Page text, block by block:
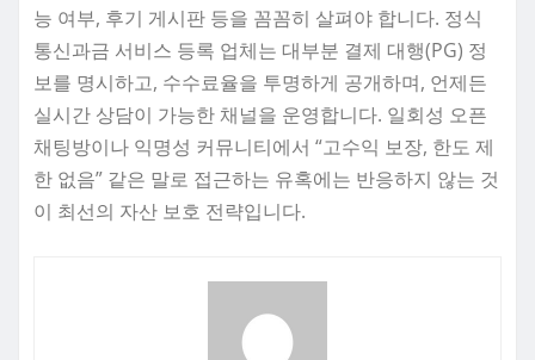
능 여부, 후기 게시판 등을 꼼꼼히 살펴야 합니다. 정식
통신과금 서비스 등록 업체는 대부분 결제 대행(PG) 정
보를 명시하고, 수수료율을 투명하게 공개하며, 언제든
실시간 상담이 가능한 채널을 운영합니다. 일회성 오픈
채팅방이나 익명성 커뮤니티에서 “고수익 보장, 한도 제
한 없음” 같은 말로 접근하는 유혹에는 반응하지 않는 것
이 최선의 자산 보호 전략입니다.